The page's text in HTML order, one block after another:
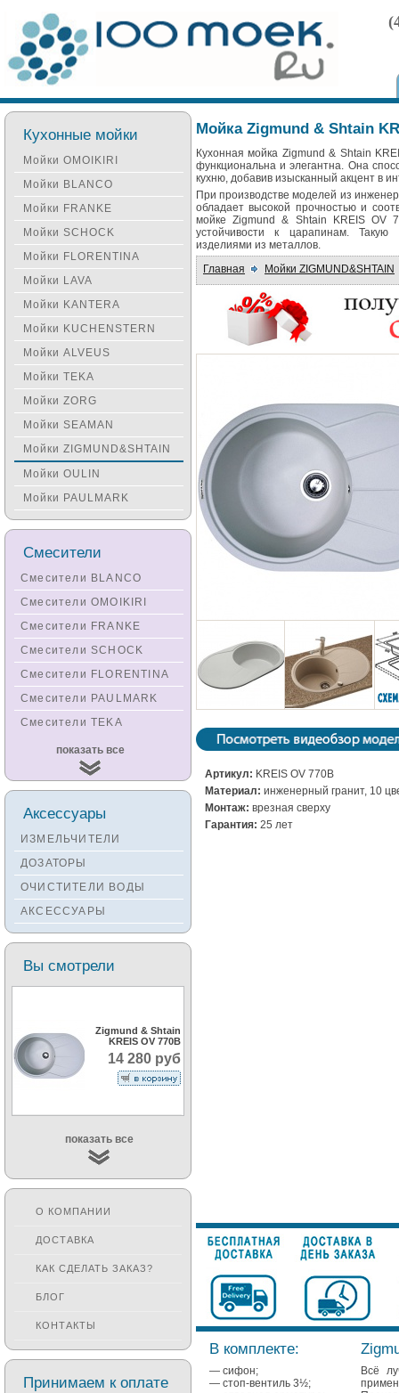
Мойка Zigmund & Shtain
Кухонная мойка Zigmund & Shtain
функциональна и элегантна. Она
кухню, добавив изысканный акцент в
При производстве моделей из
обладает высокой прочностью и
мойке Zigmund & Shtain KREIS OV
устойчивости к царапинам. Такую
изделиями из металлов.
Главная
Мойки ZIGMUND&SHTAIN
Артикул: KREIS OV 770B
Материал: инженерный гранит, 10
Монтаж: врезная сверху
Гарантия: 25 лет
В комплекте:
— сифон;
— стоп-вентиль 3½;
Всё
Кухонные мойки
Мойки OMOIKIRI
Мойки BLANCO
Мойки FRANKE
Мойки SCHOCK
Мойки FLORENTINA
Мойки LAVA
Мойки KANTERA
Мойки KUCHENSTERN
Мойки ALVEUS
Мойки TEKA
Мойки ZORG
Мойки SEAMAN
Мойки ZIGMUND&SHTAIN
Мойки OULIN
Мойки PAULMARK
Смесители
Смесители BLANCO
Смесители OMOIKIRI
Смесители FRANKE
Смесители SCHOCK
Смесители FLORENTINA
Смесители PAULMARK
Смесители TEKA
Смесители
KUCHENSTERN
Смесители ZORG
Смесители KANTERA
Смесители SEAMAN
Смесители
Zigmund&Shtain
Смесители OULIN
Смесители под бронзу
показать все
Аксессуары
ИЗМЕЛЬЧИТЕЛИ
ДОЗАТОРЫ
ОЧИСТИТЕЛИ ВОДЫ
АКСЕССУАРЫ
Вы смотрели
Zigmund & Shtain
KREIS OV 770B
14 280 руб
показать все
О КОМПАНИИ
ДОСТАВКА
КАК СДЕЛАТЬ ЗАКАЗ?
БЛОГ
КОНТАКТЫ
Принимаем к оплате